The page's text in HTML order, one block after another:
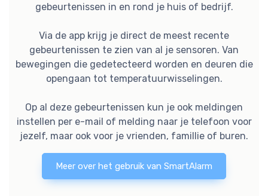
gebeurtenissen in en rond je huis of bedrijf.
Via de app krijg je direct de meest recente
gebeurtenissen te zien van al je sensoren. Van
bewegingen die gedetecteerd worden en deuren die
opengaan tot temperatuurwisselingen.
Op al deze gebeurtenissen kun je ook meldingen
instellen per e-mail of melding naar je telefoon voor
jezelf, maar ook voor je vrienden, famillie of buren.
Meer over het gebruik van SmartAlarm